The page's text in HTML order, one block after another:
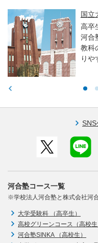
国立
高卒
河合
教科
りや
河合塾コース一覧
※学校法人河合塾と株式会社河
大学受験科 （高卒生）
高校グリーンコース（高校生
河合塾SINKA （高校生）